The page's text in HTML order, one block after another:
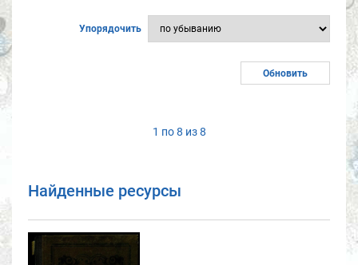
Упорядочить
1 по 8 из 8
Найденные ресурсы